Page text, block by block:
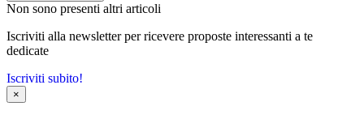
Non sono presenti altri articoli
Iscriviti alla newsletter per ricevere proposte interessanti a te
dedicate
Iscriviti subito!
×